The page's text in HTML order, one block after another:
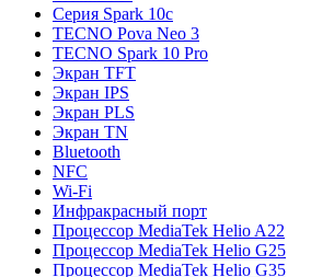
Серия Spark 10c
TECNO Pova Neo 3
TECNO Spark 10 Pro
Экран TFT
Экран IPS
Экран PLS
Экран TN
Bluetooth
NFC
Wi-Fi
Инфракрасный порт
Процессор MediaTek Helio A22
Процессор MediaTek Helio G25
Процессор MediaTek Helio G35